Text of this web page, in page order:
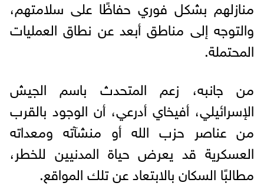
منازلهم بشكل فوري حفاظًا على سلامتهم،
والتوجه إلى مناطق أبعد عن نطاق العمليات
المحتملة.
من جانبه، زعم المتحدث باسم الجيش
الإسرائيلي، أفيخاي أدرعي، أن الوجود بالقرب
من عناصر حزب الله أو منشآته ومعداته
العسكرية قد يعرض حياة المدنيين للخطر،
مطالبًا السكان بالابتعاد عن تلك المواقع.